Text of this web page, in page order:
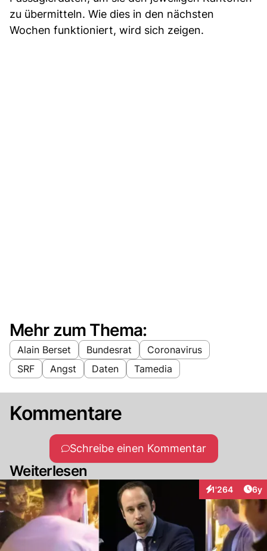
zu übermitteln. Wie dies in den nächsten
Wochen funktioniert, wird sich zeigen.
Mehr zum Thema:
Alain Berset Bundesrat
Coronavirus
SRF
Angst Daten Tamedia
Kommentare
Schreibe einen Kommentar
Weiterlesen
1'264
Interaktionen6y